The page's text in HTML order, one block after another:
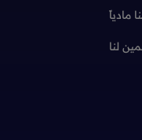
مادياً
لنا